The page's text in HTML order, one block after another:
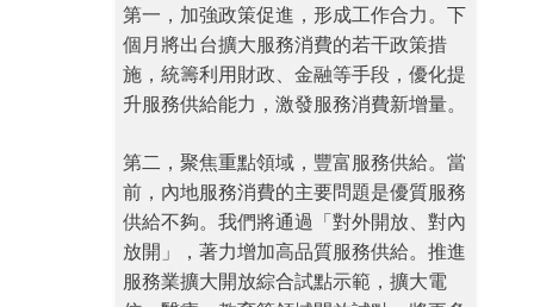
第一，加強政策促進，形成工作合力。下
個月將出台擴大服務消費的若干政策措
施，統籌利用財政、金融等手段，優化提
升服務供給能力，激發服務消費新增量。
第二，聚焦重點領域，豐富服務供給。當
前，內地服務消費的主要問題是優質服務
供給不夠。我們將通過「對外開放、對內
放開」，著力增加高品質服務供給。推進
服務業擴大開放綜合試點示範，擴大電